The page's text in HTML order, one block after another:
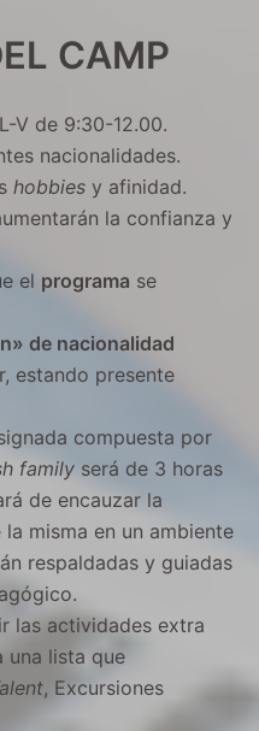
CAMP
V de 9:30-12.00.
nacionalidades.
hobbies y afinidad.
la confianza y
el programa se
de nacionalidad
estando presente
compuesta por
family será de 3 horas
de encauzar la
misma en un ambiente
respaldadas y guiadas
las actividades extra
una lista que
, Excursiones